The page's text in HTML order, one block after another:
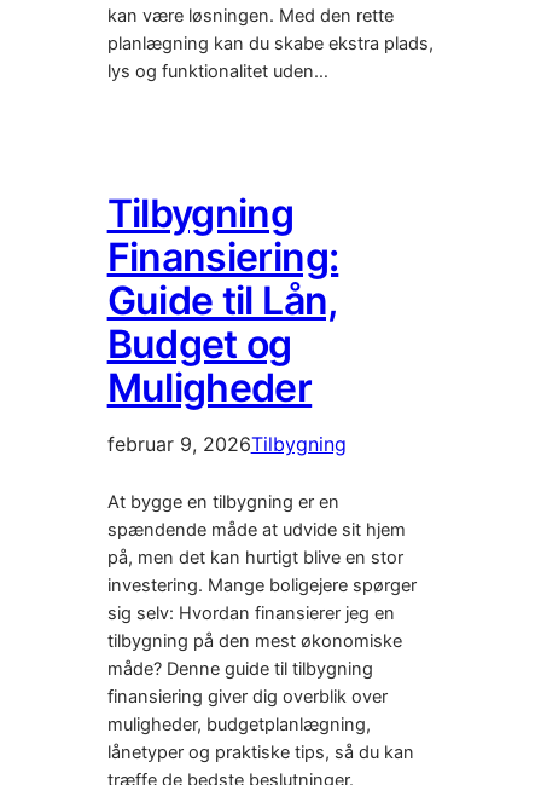
kan være løsningen. Med den rette
planlægning kan du skabe ekstra plads,
lys og funktionalitet uden…
Tilbygning
Finansiering:
Guide til Lån,
Budget og
Muligheder
februar 9, 2026Tilbygning
At bygge en tilbygning er en
spændende måde at udvide sit hjem
på, men det kan hurtigt blive en stor
investering. Mange boligejere spørger
sig selv: Hvordan finansierer jeg en
tilbygning på den mest økonomiske
måde? Denne guide til tilbygning
finansiering giver dig overblik over
muligheder, budgetplanlægning,
lånetyper og praktiske tips, så du kan
træffe de bedste beslutninger.